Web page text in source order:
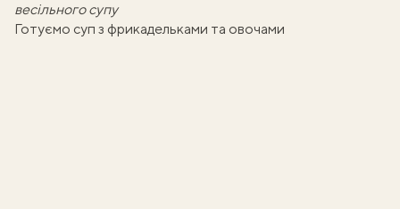
весільного супу
Готуємо суп з фрикадельками та овочами